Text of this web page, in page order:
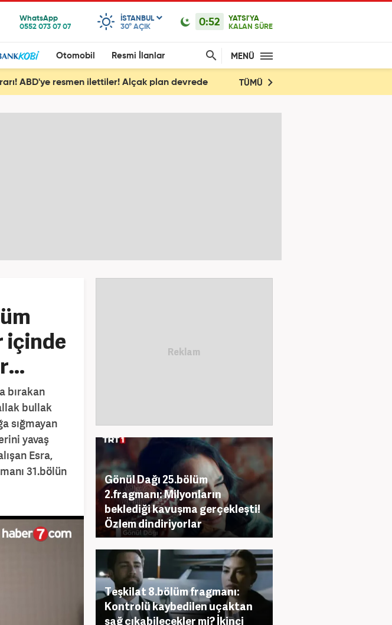
ISTANBUL
30° AÇIK 0:52
YATSI'YA
KALAN SÜRE
Otomobil Resmi İlanlar MENÜ
ABD'ye resmen ilettiler! Alçak plan devrede TÜMÜ
içinde
bırakan
bullak
sığmayan
yavaş
Esra,
31.bölün
Gönül Dağı 25.bölüm
2.fragmanı: Milyonların
beklediği kavuşma gerçekleşti!
Özlem dindiriyorlar
Teşkilat 8.bölüm fragmanı:
Kontrolü kaybedilen uçaktan
sağ çıkabilecekler mi? İkinci